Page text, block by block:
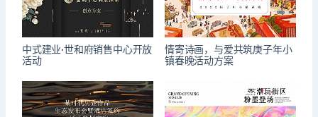
中式建业·世和府销售中心开放
活动
情寄诗画，与爱共筑庚子年小
镇春晚活动方案